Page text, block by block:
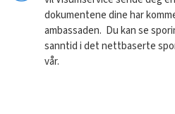
dokumentene dine har
ambassaden. Du kan se
sanntid i det nettbaserte
vår.